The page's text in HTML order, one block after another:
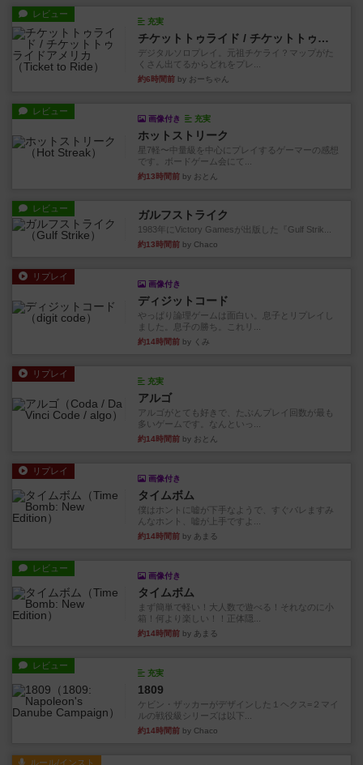
レビュー
充実
チケットトゥライド / チケットトゥライドアメリカ
デジタルソロプレイ。元祖チケライ？マップがた
くさん出てるからどれをプレ...
約6時間前 by おーちゃん
レビュー
画像付き 充実
ホットストリーク
星7軽〜中量級を中心にプレイするゲーマーの感想
です。ボードゲーム会にて...
約13時間前 by おとん
レビュー ガルフストライク
1983年にVictory Gamesが出版した『Gulf Strik...
約13時間前 by Chaco
リプレイ
画像付き
ディジットコード
やっぱり論理ゲームは面白い。息子とリプレイし
ました。息子の勝ち。これリ...
約14時間前 by くみ
リプレイ
充実
アルゴ
アルゴがとても好きで、たぶんプレイ回数が最も
多いゲームです。なんといっ...
約14時間前 by おとん
リプレイ
画像付き
タイムボム
僕はホントに嘘が下手なようで、すぐバレますみ
んなホント、嘘が上手ですよ...
約14時間前 by あまる
レビュー
画像付き
タイムボム
まず簡単で軽い！大人数で遊べる！それなのに小
箱！何より楽しい！！正体隠...
約14時間前 by あまる
レビュー
充実
1809
ケビン・ザッカーがデザインした１ヘクス=２マイ
ルの戦役級シリーズは以下...
約14時間前 by Chaco
ルール/インスト